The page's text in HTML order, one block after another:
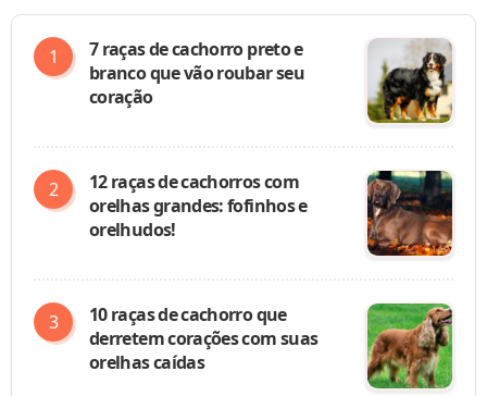
7 raças de cachorro preto e
branco que vão roubar seu
coração
12 raças de cachorros com
orelhas grandes: fofinhos e
orelhudos!
10 raças de cachorro que
derretem corações com suas
orelhas caídas